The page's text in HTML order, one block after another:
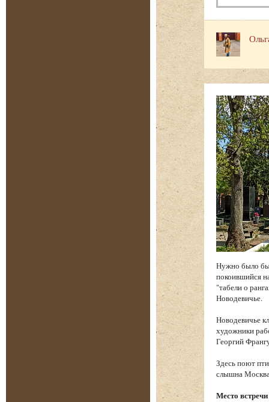
Нужно было
покоившийся
"табели о
Новодевичье.
Новодевичье
художники
Георгий
Здесь поют
слышна
Место